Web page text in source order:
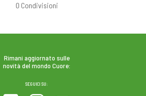
0 Condivisioni
Rimani aggiornato sulle
novità del mondo Cuore:
SEGUICI SU: